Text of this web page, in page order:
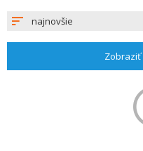
najnovšie
Zobraziť